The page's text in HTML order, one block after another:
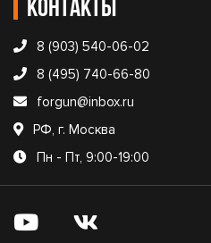
Контакты
8 (903) 540-06-02
8 (495) 740-66-80
forgun@inbox.ru
РФ, г. Москва
Пн - Пт, 9:00-19:00